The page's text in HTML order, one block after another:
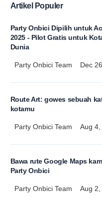
Artikel Populer
Party Onbici Dipilih untuk
2025 - Pilot Gratis untuk
Dunia
Party Onbici Team Dec
Route Art: gowes sebuah
kotamu
Party Onbici Team Aug 4,
Bawa rute Google Maps
Party Onbici
Party Onbici Team Aug 2,